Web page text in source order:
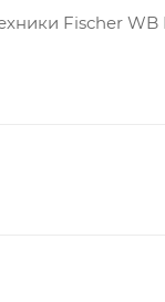
Fischer WB